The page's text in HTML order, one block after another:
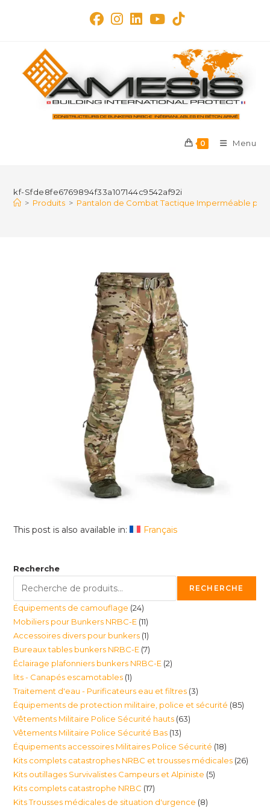
0 Menu
kf-Sfde8fe6769894f33a107144c9542af92i
> Produits > Pantalon de Combat Tactique Imperméable
This post is also available in: Français
Recherche
RECHERCHE
Équipements de camouflage 2424
produits
Mobiliers pour Bunkers NRBC-E 1111
produits
Accessoires divers pour bunkers 11
produit
Bureaux tables bunkers NRBC-E 77
produits
Éclairage plafonniers bunkers NRBC-E 22
lits - Canapés escamotables 11
produit
Traitement d'eau - Purificateurs eau et filtres 33
produits
Équipements de protection militaire, police et sécurité 8585
Vêtements Militaire Police Sécurité hauts 6363
Vêtements Militaire Police Sécurité Bas 1313
produits
Équipements accessoires Militaires Police Sécurité 1818
produits
Kits complets catastrophes NRBC et trousses médicales 2626
Kits outillages Survivalistes Campeurs et Alpiniste 55
Kits complets catastrophe NRBC 1717
produits
Kits Trousses médicales de situation d'urgence 88